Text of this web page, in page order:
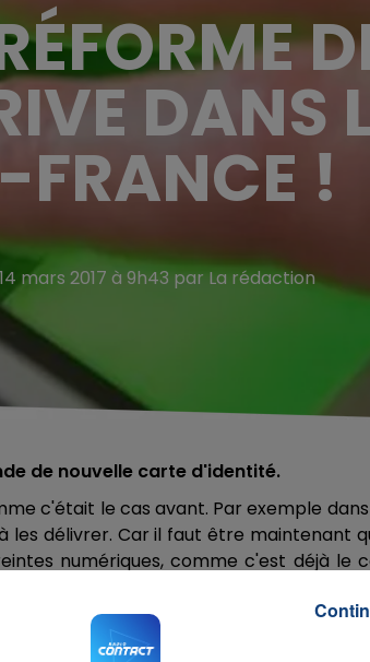
DANS
FRANCE !
mars 2017 à 9h43 par La rédaction
de nouvelle carte d'identité.
c'était le cas avant. Par exemple
les délivrer. Car il faut être maintenant
numériques, comme c'est déjà le
carte d'identité sur ce
de de 15 à 6 jours. Dans les